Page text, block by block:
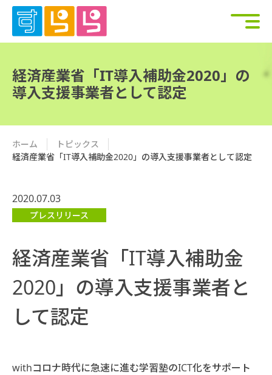
経済産業省「IT導入補助金2020」の
導入支援事業者として認定
ホーム
トピックス
経済産業省「IT導入補助金2020」の導入支援事業者として認定
2020.07.03
プレスリリース
経済産業省「IT導入補助金
2020」の導入支援事業者と
して認定
withコロナ時代に急速に進む学習塾のICT化をサポート